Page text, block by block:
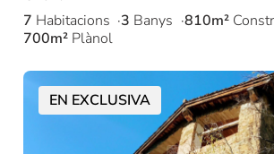
7 Habitacions 3 Banys 810m²
700m² Plànol
EN EXCLUSIVA